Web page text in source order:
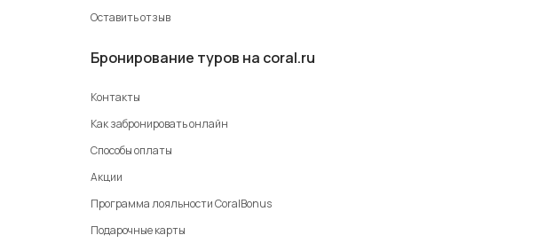
Оставить отзыв
Бронирование туров на coral.ru
Контакты
Как забронировать онлайн
Способы оплаты
Акции
Программа лояльности CoralBonus
Подарочные карты